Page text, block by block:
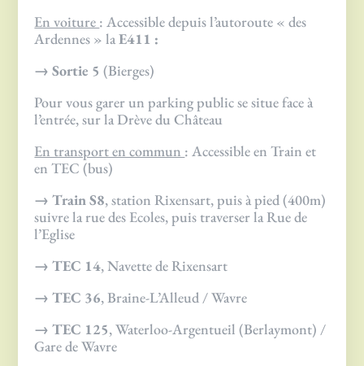
En voiture : Accessible depuis l’autoroute « des
Ardennes » laE411 :
→ Sortie 5 (Bierges)
Pour vous garer un parking public se situe face à
l’entrée, sur la Drève du Château
En transport en commun : Accessible en Train et
en TEC (bus)
→ Train S8, station Rixensart, puis à pied (400m)
suivre la rue des Ecoles, puis traverser la Rue de
l’Eglise
→ TEC 14, Navette de Rixensart
→ TEC 36, Braine-L’Alleud / Wavre
→ TEC 125, Waterloo-Argentueil (Berlaymont) /
Gare de Wavre